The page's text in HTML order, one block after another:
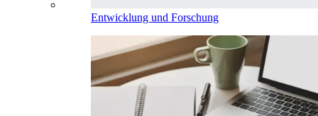
Entwicklung und Forschung